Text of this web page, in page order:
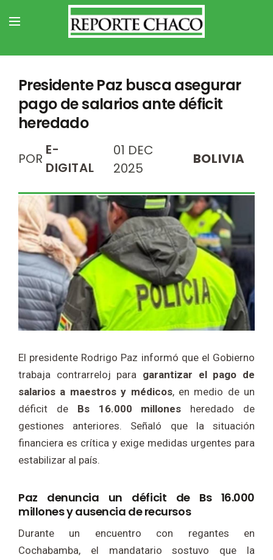
Presidente Paz busca asegurar
pago de salarios ante déficit
heredado
POR
E-
DIGITAL
01 DEC
2025
BOLIVIA
El presidente Rodrigo Paz informó que el Gobierno
trabaja contrarreloj para garantizar el pago de
salarios a maestros y médicos, en medio de un
déficit de Bs 16.000 millones heredado de
gestiones anteriores. Señaló que la situación
financiera es crítica y exige medidas urgentes para
estabilizar al país.
Paz denuncia un déficit de Bs 16.000
millones y ausencia de recursos
Durante un encuentro con regantes en
Cochabamba, el mandatario sostuvo que la